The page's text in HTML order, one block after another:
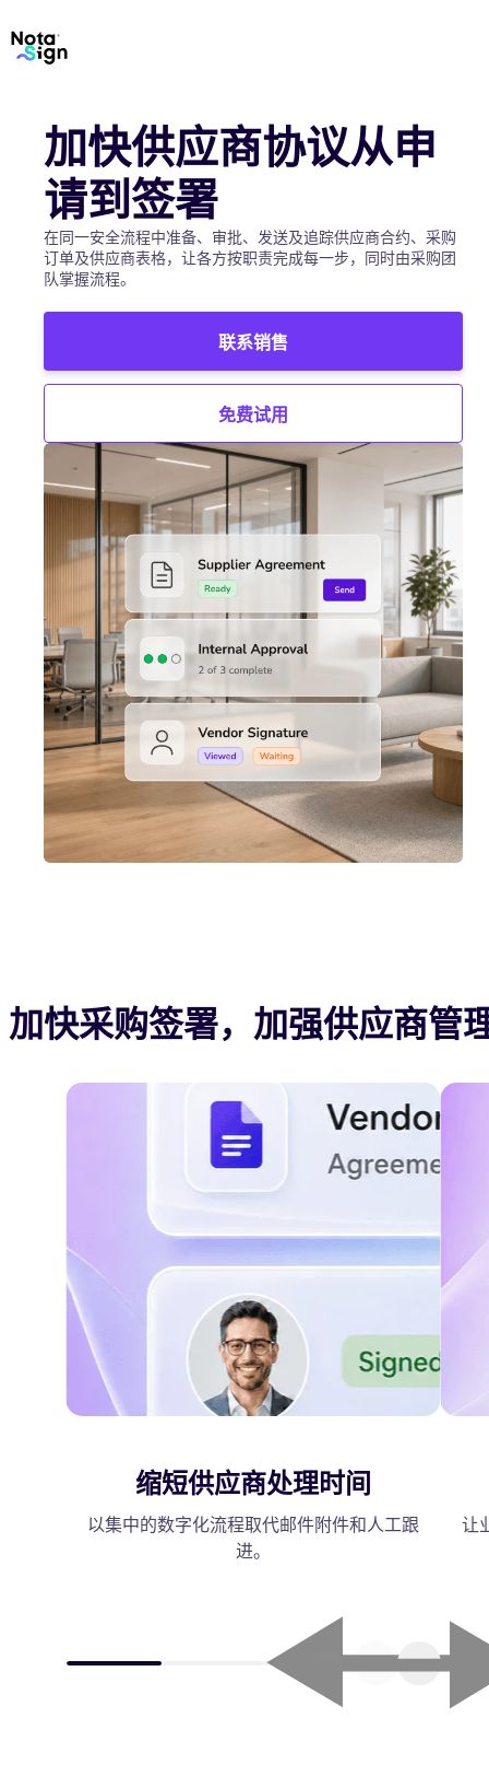
加快供应商协议从申
请到签署
在同一安全流程中准备、审批、发送及追踪供应商合约、采购
订单及供应商表格，让各方按职责完成每一步，同时由采购团
队掌握流程。
联系销售
免费试用
加快采购签署，加强供应商管
缩短供应商处理时间
以集中的数字化流程取代邮件附件和人工跟
进。
让